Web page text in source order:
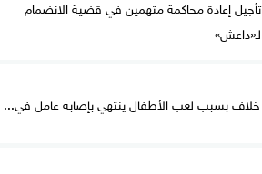
تأجيل إعادة محاكمة متهمين في قضية الانضمام
لـ«داعش»
خلاف بسبب لعب الأطفال ينتهي بإصابة عامل في...